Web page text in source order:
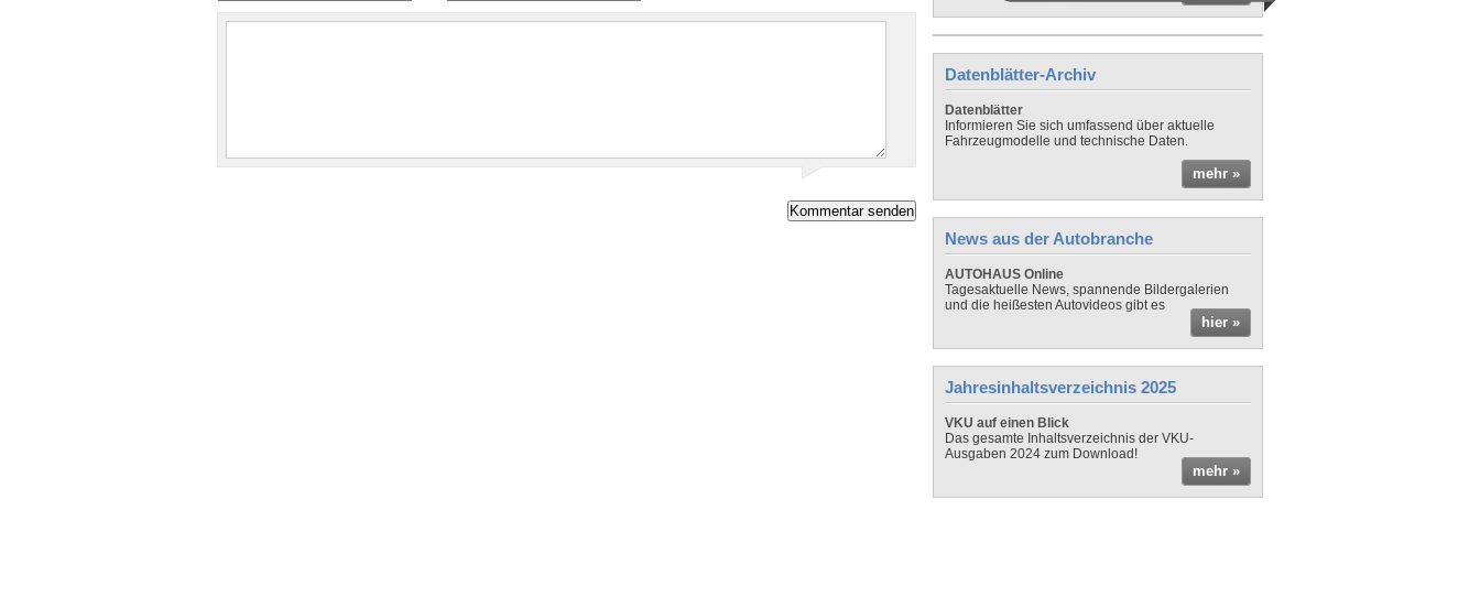
Datenblätter-Archiv
Datenblätter
Informieren Sie sich umfassend über aktuelle
Fahrzeugmodelle und technische Daten.
mehr »
News aus der Autobranche
AUTOHAUS Online
Tagesaktuelle News, spannende Bildergalerien
und die heißesten Autovideos gibt es
hier »
Jahresinhaltsverzeichnis 2025
VKU auf einen Blick
Das gesamte Inhaltsverzeichnis der VKU-
Ausgaben 2024 zum Download!
mehr »